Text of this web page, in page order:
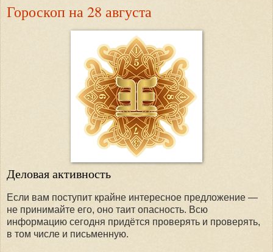
Гороскоп на 28 августа
Деловая активность
Если вам поступит крайне интересное предложение —
не принимайте его, оно таит опасность. Всю
информацию сегодня придётся проверять и проверять,
в том числе и письменную.